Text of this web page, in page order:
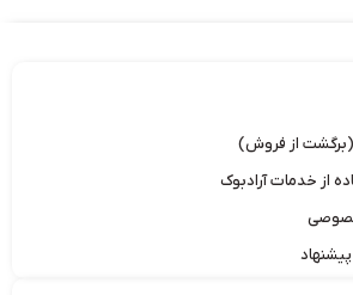
از فروش)
خدمات آرادبوک